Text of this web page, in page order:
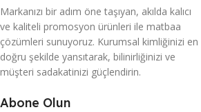
Markanızı bir adım öne taşıyan, akılda kalıcı
ve kaliteli promosyon ürünleri ile matbaa
çözümleri sunuyoruz. Kurumsal kimliğinizi en
doğru şekilde yansıtarak, bilinirliğinizi ve
müşteri sadakatinizi güçlendirin.
Abone Olun